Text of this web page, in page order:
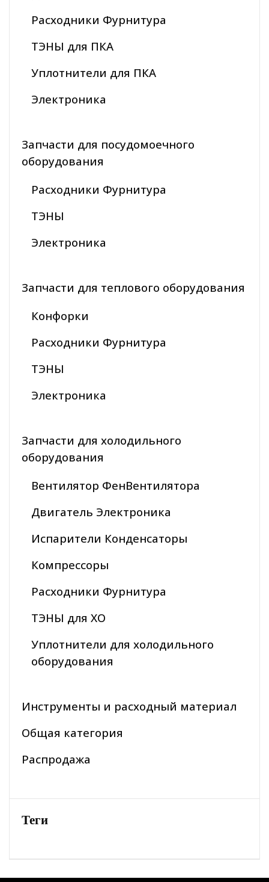
Расходники Фурнитура
ТЭНЫ для ПКА
Уплотнители для ПКА
Электроника
Запчасти для посудомоечного
оборудования
Расходники Фурнитура
ТЭНЫ
Электроника
Запчасти для теплового оборудования
Конфорки
Расходники Фурнитура
ТЭНЫ
Электроника
Запчасти для холодильного
оборудования
Вентилятор ФенВентилятора
Двигатель Электроника
Испарители Конденсаторы
Компрессоры
Расходники Фурнитура
ТЭНЫ для ХО
Уплотнители для холодильного
оборудования
Инструменты и расходный материал
Общая категория
Распродажа
Теги